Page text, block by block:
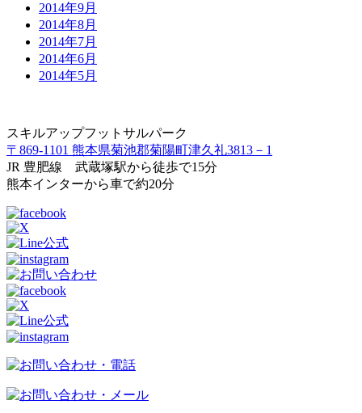
2014年9月
2014年8月
2014年7月
2014年6月
2014年5月
スキルアップフットサルパーク
〒869-1101 熊本県菊池郡菊陽町津久礼3813－1
JR 豊肥線 武蔵塚駅から徒歩で15分
熊本インターから車で約20分